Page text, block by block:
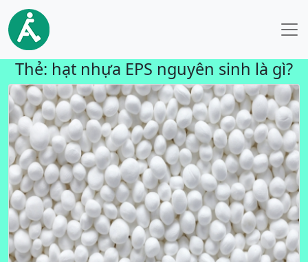
Thẻ: hạt nhựa EPS nguyên sinh là gì?